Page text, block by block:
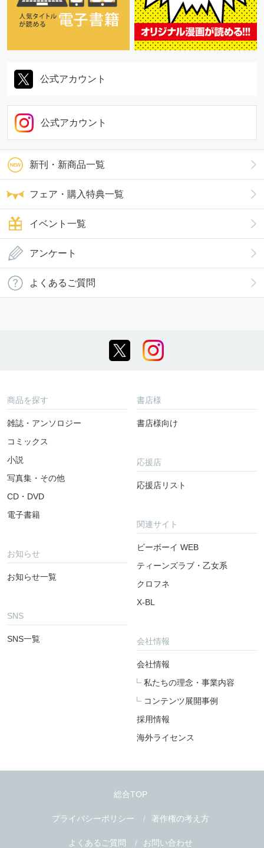
新刊・新商品一覧
フェア・購入特典一覧
イベント一覧
公式アカウント
公式アカウント
アンケート
よくあるご質問
商品を探す
雑誌・アンソロジー
コミックス
小説
写真集・その他
CD・DVD
電子書籍
お知らせ
お知らせ一覧
SNS
SNS一覧
書店様
書店様向け
応援店
応援店リスト
関連サイト
ビーボーイ WEB
ティーンズラブ・乙女系
クロフネ
X-BL
会社情報
会社情報
私たちの理念・事業内容
コンテンツ展開事例
採用情報
海外ライセンス
総合TOP
プライバシーポリシー 著作権の考え方
よくあるご質問 お問い合わせ